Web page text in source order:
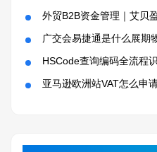
外贸B2B资金管理｜艾贝
广交会易捷通是什么展期
HSCode查询编码全流程
亚马逊欧洲站VAT怎么申